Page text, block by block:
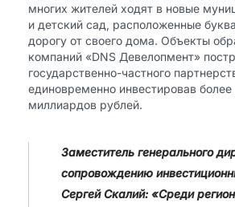
многих жителей ходят в новые
и детский сад, расположенные
дорогу от своего дома. Объекты
компаний «DNS Девелопмент»
государственно-частного
единовременно инвестировав более
миллиардов рублей.
Заместитель генерального
сопровождению
Сергей Скалий: «Среди